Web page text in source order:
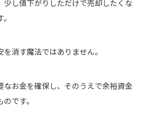
少し値下がりしただけで売却したくな
消す魔法ではありません。
なお金を確保し、そのうえで余裕資金
です。